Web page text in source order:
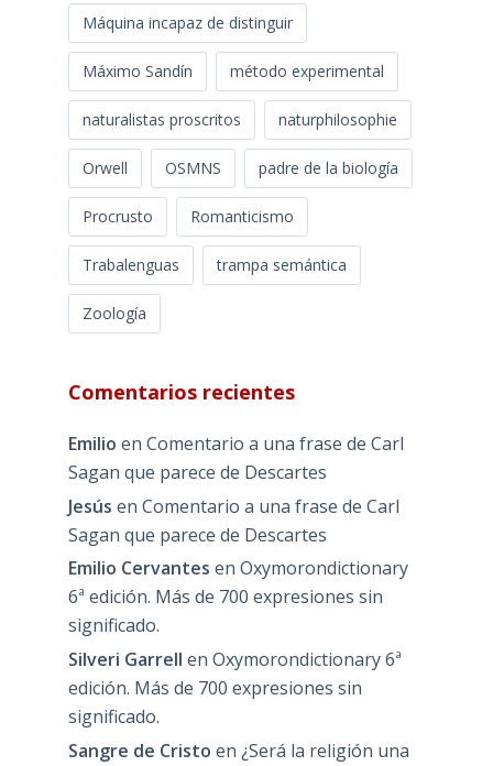
Máquina incapaz de distinguir
Máximo Sandín método experimental
naturalistas proscritos naturphilosophie
Orwell OSMNS padre de la biología
Procrusto Romanticismo
Trabalenguas trampa semántica
Zoología
Comentarios recientes
Emilio en Comentario a una frase de Carl
Sagan que parece de Descartes
Jesús en Comentario a una frase de Carl
Sagan que parece de Descartes
Emilio Cervantes en Oxymorondictionary
6ª edición. Más de 700 expresiones sin
significado.
Silveri Garrell en Oxymorondictionary 6ª
edición. Más de 700 expresiones sin
significado.
Sangre de Cristo en ¿Será la religión una